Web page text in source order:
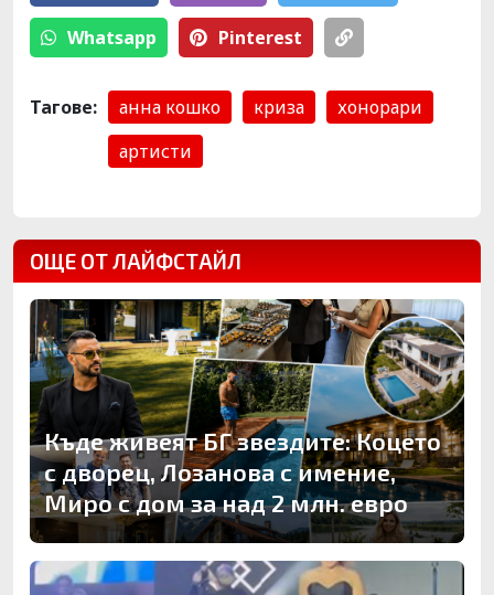
Whatsapp Pinterest
Тагове: анна кошко криза
хонорари
артисти
ОЩЕ ОТ ЛАЙФСТАЙЛ
Къде живеят БГ звездите: Коцето
с дворец, Лозанова с имение,
Миро с дом за над 2 млн. евро